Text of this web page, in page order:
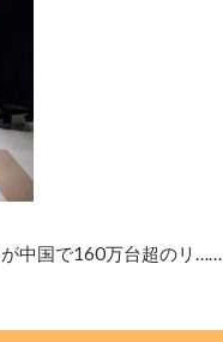
が中国で160万台超のリ……